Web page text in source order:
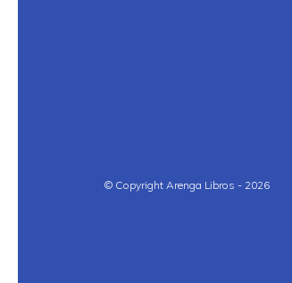
© Copyright Arenga Libros - 2026